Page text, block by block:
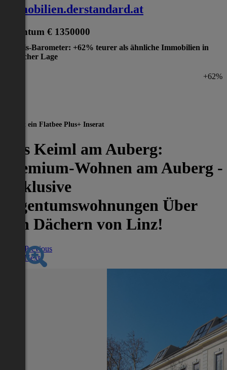
immobilien.derstandard.at
Eigentum € 1350000
Preis-Barometer: +62% teurer als ähnliche Immobilien in
gleicher Lage
+62%
Dies ist ein Flatbee Plus+ Inserat
Das Keiml am Auberg:
Premium-Wohnen am Auberg -
Exklusive
Eigentumswohnungen Über
den Dächern von Linz!
Previous
Next